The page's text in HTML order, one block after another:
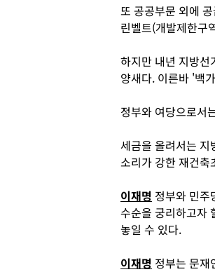
또 공공부문 외에
린벨트(개발제한구
하지만 내년 지방선
양새다. 이른바 '백
정부와 여당으로서
세금을 올려서는 지
소리가 강한 재건축
이재명 정부와 민주
수순을 궁리하고자
놓일 수 있다.
이재명 정부는 문재